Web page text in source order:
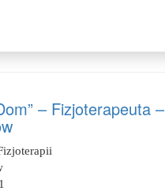
– Fizjoterapeuta –